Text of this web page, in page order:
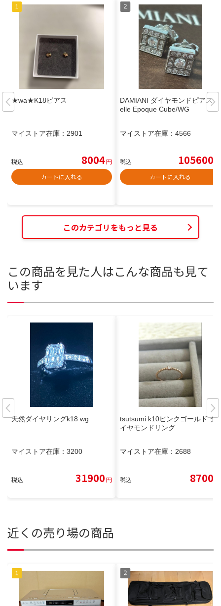
★wa★K18ピアス
マイストア在庫： 2901
税込 8004円
カートに入れる
DAMIANI ダイヤモンドピアスB
elle Epoque Cube/WG
マイストア在庫： 4566
税込 105600
カートに入れる
このカテゴリをもっと見る
この商品を見た人はこんな商品も見て
います
天然ダイヤリングk18 wg
マイストア在庫： 3200
税込 31900円
tsutsumi k10ピンクゴールド ダ
イヤモンドリング
マイストア在庫： 2688
税込 8700
近くの売り場の商品